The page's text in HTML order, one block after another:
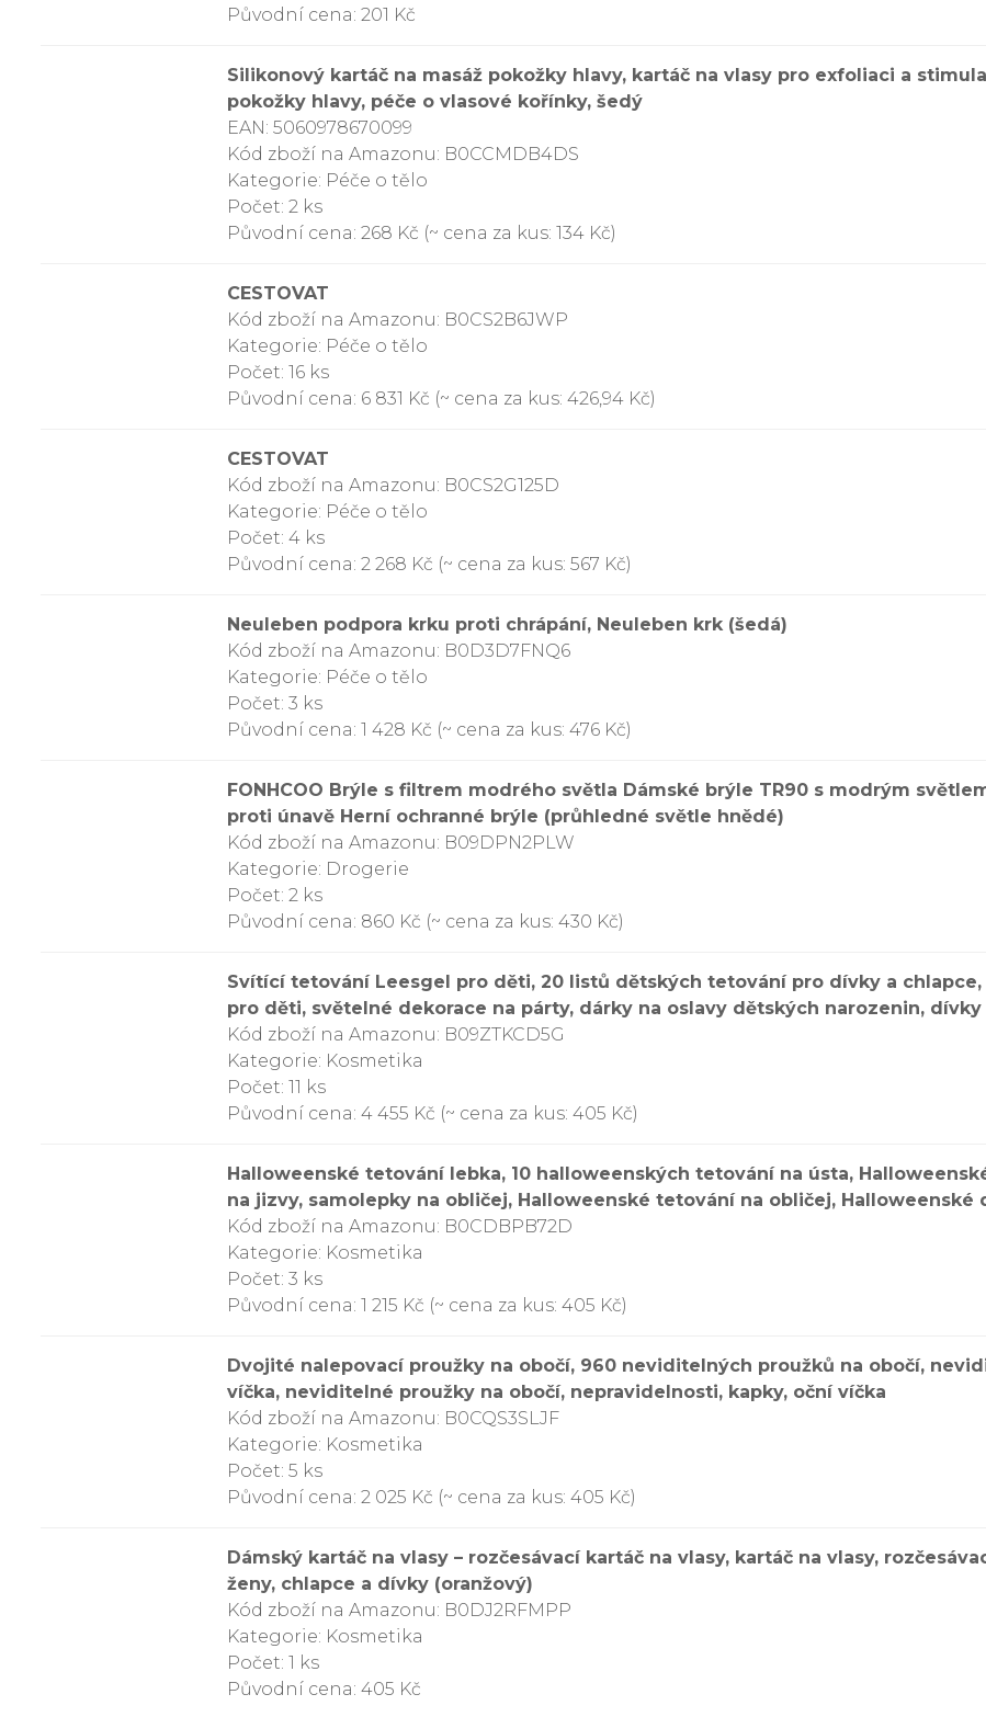
Původní cena: 201 Kč
Silikonový kartáč na masáž pokožky hlavy, kartáč na vlasy pro exfoliaci a
pokožky hlavy, péče o vlasové kořínky, šedý
EAN: 5060978670099
Kód zboží na Amazonu: B0CCMDB4DS
Kategorie: Péče o tělo
Počet: 2 ks
Původní cena: 268 Kč (~ cena za kus: 134 Kč)
CESTOVAT
Kód zboží na Amazonu: B0CS2B6JWP
Kategorie: Péče o tělo
Počet: 16 ks
Původní cena: 6 831 Kč (~ cena za kus: 426,94 Kč)
CESTOVAT
Kód zboží na Amazonu: B0CS2G125D
Kategorie: Péče o tělo
Počet: 4 ks
Původní cena: 2 268 Kč (~ cena za kus: 567 Kč)
Neuleben podpora krku proti chrápání, Neuleben krk (šedá)
Kód zboží na Amazonu: B0D3D7FNQ6
Kategorie: Péče o tělo
Počet: 3 ks
Původní cena: 1 428 Kč (~ cena za kus: 476 Kč)
FONHCOO Brýle s filtrem modrého světla Dámské brýle TR90 s modrým
proti únavě Herní ochranné brýle (průhledné světle hnědé)
Kód zboží na Amazonu: B09DPN2PLW
Kategorie: Drogerie
Počet: 2 ks
Původní cena: 860 Kč (~ cena za kus: 430 Kč)
Svítící tetování Leesgel pro děti, 20 listů dětských tetování pro dívky a
pro děti, světelné dekorace na párty, dárky na oslavy dětských narozenin, dívky
Kód zboží na Amazonu: B09ZTKCD5G
Kategorie: Kosmetika
Počet: 11 ks
Původní cena: 4 455 Kč (~ cena za kus: 405 Kč)
Halloweenské tetování lebka, 10 halloweenských tetování na ústa,
na jizvy, samolepky na obličej, Halloweenské tetování na obličej,
Kód zboží na Amazonu: B0CDBPB72D
Kategorie: Kosmetika
Počet: 3 ks
Původní cena: 1 215 Kč (~ cena za kus: 405 Kč)
Dvojité nalepovací proužky na obočí, 960 neviditelných proužků na obočí,
víčka, neviditelné proužky na obočí, nepravidelnosti, kapky, oční víčka
Kód zboží na Amazonu: B0CQS3SLJF
Kategorie: Kosmetika
Počet: 5 ks
Původní cena: 2 025 Kč (~ cena za kus: 405 Kč)
Dámský kartáč na vlasy – rozčesávací kartáč na vlasy, kartáč na vlasy,
ženy, chlapce a dívky (oranžový)
Kód zboží na Amazonu: B0DJ2RFMPP
Kategorie: Kosmetika
Počet: 1 ks
Původní cena: 405 Kč